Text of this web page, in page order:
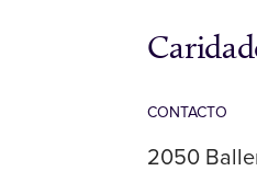
CONTACTO
2050